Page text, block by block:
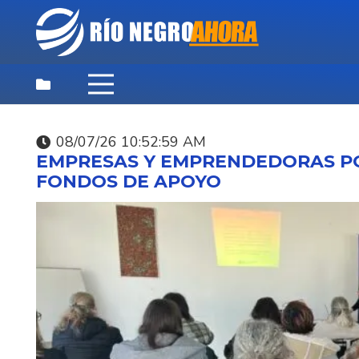
08/07/26 10:52:59 AM
EMPRESAS Y EMPRENDEDORAS
FONDOS DE APOYO
DESTACADAS,NOTICIAS,
06/08/26 9:03:44 PM
APELACIONES
LAS CONDENAS A
EXMILITARES POR EL
VLADIMIR ROSLIK